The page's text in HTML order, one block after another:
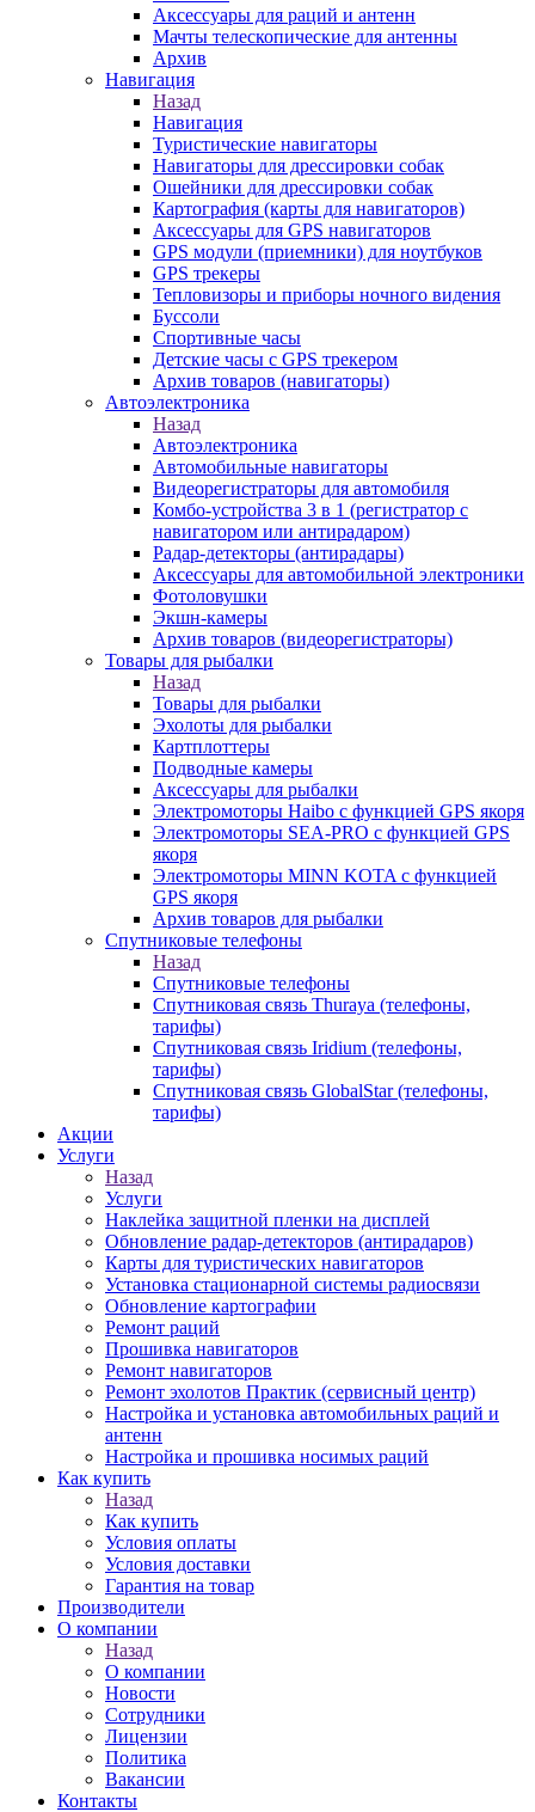
Аксессуары для раций и антенн
Мачты телескопические для антенны
Архив
Навигация
Назад
Навигация
Туристические навигаторы
Навигаторы для дрессировки собак
Ошейники для дрессировки собак
Картография (карты для навигаторов)
Аксессуары для GPS навигаторов
GPS модули (приемники) для ноутбуков
GPS трекеры
Тепловизоры и приборы ночного видения
Буссоли
Спортивные часы
Детские часы с GPS трекером
Архив товаров (навигаторы)
Автоэлектроника
Назад
Автоэлектроника
Автомобильные навигаторы
Видеорегистраторы для автомобиля
Комбо-устройства 3 в 1 (регистратор с
навигатором или антирадаром)
Радар-детекторы (антирадары)
Аксессуары для автомобильной электроники
Фотоловушки
Экшн-камеры
Архив товаров (видеорегистраторы)
Товары для рыбалки
Назад
Товары для рыбалки
Эхолоты для рыбалки
Картплоттеры
Подводные камеры
Аксессуары для рыбалки
Электромоторы Haibo с функцией GPS якоря
Электромоторы SEA-PRO с функцией GPS
якоря
Электромоторы MINN KOTA с функцией
GPS якоря
Архив товаров для рыбалки
Спутниковые телефоны
Назад
Спутниковые телефоны
Спутниковая связь Thuraya (телефоны,
тарифы)
Спутниковая связь Iridium (телефоны,
тарифы)
Спутниковая связь GlobalStar (телефоны,
тарифы)
Акции
Услуги
Назад
Услуги
Наклейка защитной пленки на дисплей
Обновление радар-детекторов (антирадаров)
Карты для туристических навигаторов
Установка стационарной системы радиосвязи
Обновление картографии
Ремонт раций
Прошивка навигаторов
Ремонт навигаторов
Ремонт эхолотов Практик (сервисный центр)
Настройка и установка автомобильных раций и
антенн
Настройка и прошивка носимых раций
Как купить
Назад
Как купить
Условия оплаты
Условия доставки
Гарантия на товар
Производители
О компании
Назад
О компании
Новости
Сотрудники
Лицензии
Политика
Вакансии
Контакты